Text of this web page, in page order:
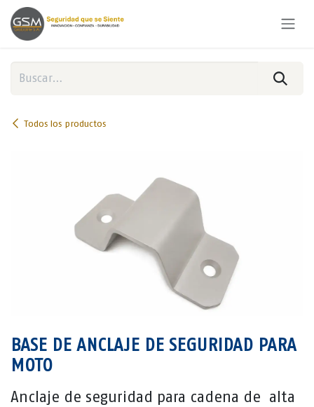
Ir al contenido
Todos los productos
BASE DE ANCLAJE DE SEGURIDAD PARA
MOTO
Anclaje de seguridad para cadena de alta